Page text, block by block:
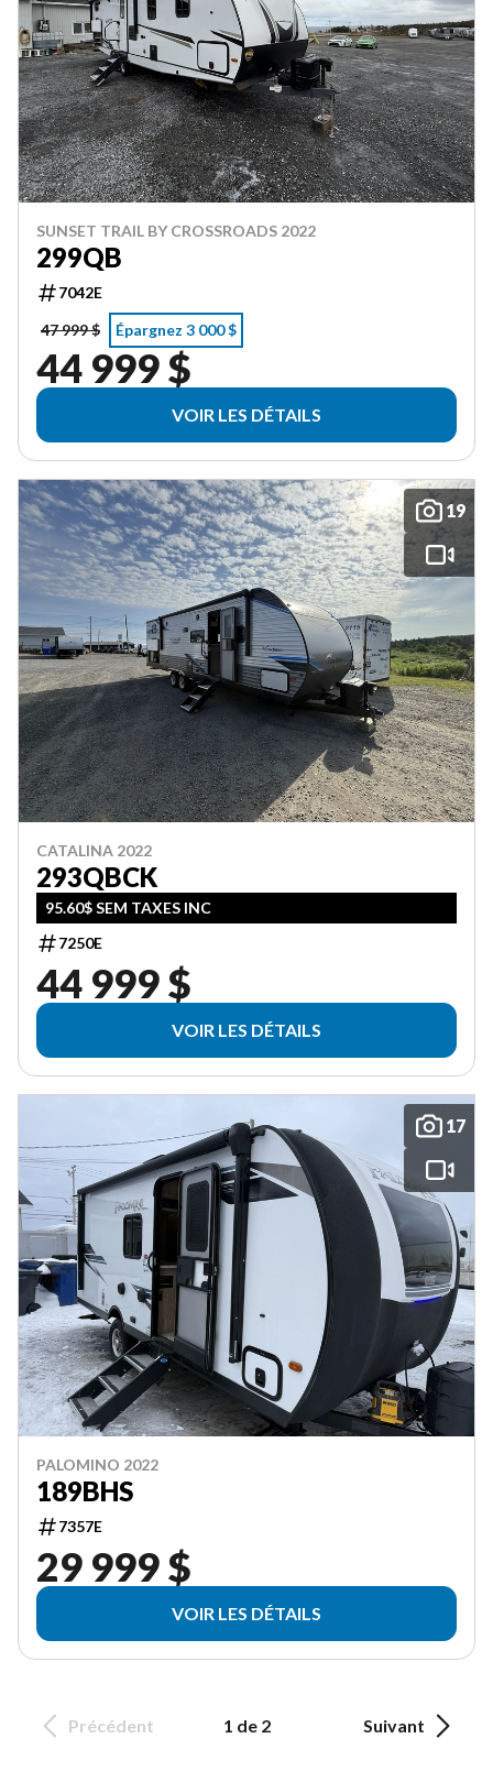
SUNSET TRAIL BY CROSSROADS 2022
299QB
7042E
47 999 $
Épargnez 3 000 $
44 999 $
VOIR LES DÉTAILS
19
CATALINA 2022
293QBCK
95.60$ SEM TAXES INC
7250E
44 999 $
VOIR LES DÉTAILS
17
PALOMINO 2022
189BHS
7357E
29 999 $
VOIR LES DÉTAILS
Précédent 1 de 2 Suivant